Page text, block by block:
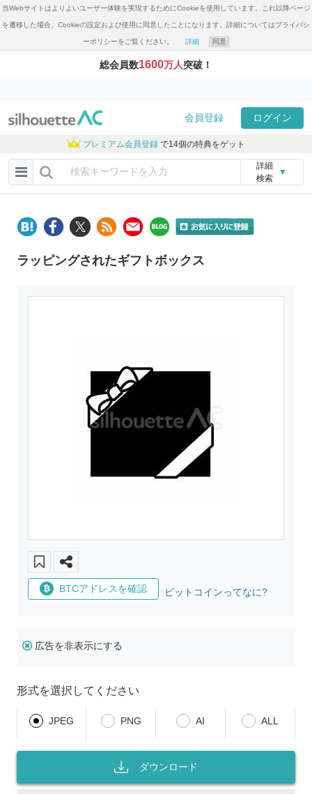
当Webサイトはよりよいユーザー体験を実現するためにCookieを使用しています。これ以降ページ
を遷移した場合、Cookieの設定および使用に同意したことになります。詳細についてはプライバシ
ーポリシーをご覧ください。 詳細 同意
総会員数1600万人突破！
会員登録 ログイン
プレミアム会員登録 で14個の特典をゲット
詳細
検索
▼
ラッピングされたギフトボックス
BTCアドレスを確認 ビットコインってなに?
広告を非表示にする
形式を選択してください
JPEG PNG AI ALL
ダウンロード